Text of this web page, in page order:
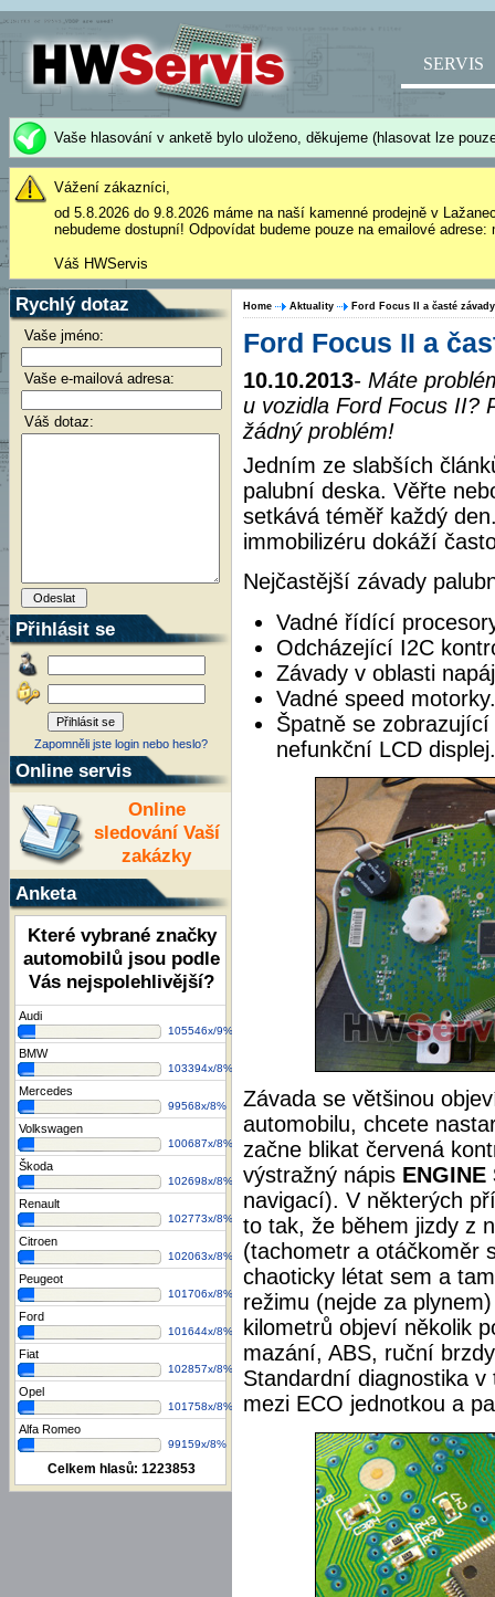
SERVIS
Vaše hlasování v anketě bylo uloženo, děkujeme (hlasovat lze
Vážení zákazníci,
od 5.8.2026 do 9.8.2026 máme na naší kamenné prodejně v
nebudeme dostupní! Odpovídat budeme pouze na emailové
Váš HWServis
Rychlý dotaz
Vaše jméno:
Vaše e-mailová adresa:
Váš dotaz:
Přihlásit se
Zapomněli jste login nebo heslo?
Online servis
Online
sledování Vaší
zakázky
Anketa
Které vybrané značky
automobilů jsou podle
Vás nejspolehlivější?
Audi
105546x/9%
BMW
103394x/8%
Mercedes
99568x/8%
Volkswagen
100687x/8%
Škoda
102698x/8%
Renault
102773x/8%
Citroen
102063x/8%
Peugeot
101706x/8%
Ford
101644x/8%
Fiat
102857x/8%
Opel
101758x/8%
Alfa Romeo
99159x/8%
Celkem hlasů: 1223853
Home Aktuality Ford Focus II a časté
Ford Focus II a
10.10.2013- Máte
u vozidla Ford Focus II?
žádný problém!
Jedním ze slabších
palubní deska. Věřte
setkává téměř každý
immobilizéru dokáží
Nejčastější závady
Vadné řídící
Odcházející I2C
Závady v oblasti
Vadné speed motorky.
Špatně se
nefunkční LCD displej.
Závada se většinou
automobilu, chcete
začne blikat červená
výstražný nápis ENGINE
navigací). V některých
to tak, že během jizdy z
(tachometr a otáčkoměr
chaoticky létat sem a
režimu (nejde za
kilometrů objeví několik
mazání, ABS, ruční
Standardní diagnostika
mezi ECO jednotkou a